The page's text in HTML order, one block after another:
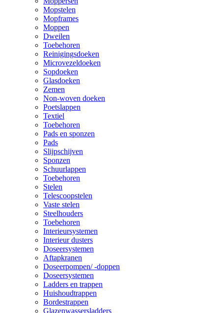
Mopstelen
Mopframes
Moppen
Dweilen
Toebehoren
Reinigingsdoeken
Microvezeldoeken
Sopdoeken
Glasdoeken
Zemen
Non-woven doeken
Poetslappen
Textiel
Toebehoren
Pads en sponzen
Pads
Slijpschijven
Sponzen
Schuurlappen
Toebehoren
Stelen
Telescoopstelen
Vaste stelen
Steelhouders
Toebehoren
Interieursystemen
Interieur dusters
Doseersystemen
Aftapkranen
Doseerpompen/ -doppen
Doseersystemen
Ladders en trappen
Huishoudtrappen
Bordestrappen
Glazenwassersladders